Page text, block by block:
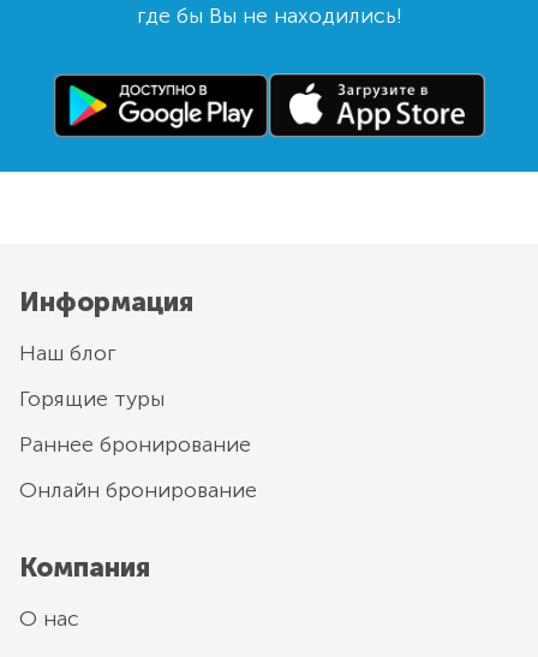
где бы Вы не находились!
Информация
Наш блог
Горящие туры
Раннее бронирование
Онлайн бронирование
Компания
О нас